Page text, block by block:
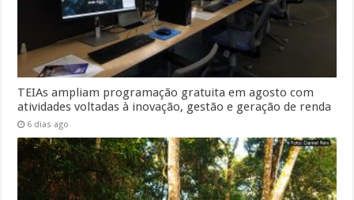
TEIAs ampliam programação gratuita em agosto com
atividades voltadas à inovação, gestão e geração de renda
6 dias ago